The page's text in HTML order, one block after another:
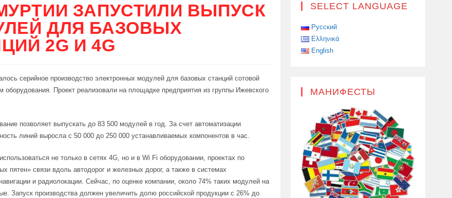
ЗАПУСТИЛИ ВЫПУСК
ДЛЯ БАЗОВЫХ
2G И 4G
серийное производство электронных модулей для базовых станций сотовой
оборудования. Проект реализовали на площадке предприятия из группы Ижевского
позволяет выпускать до 83 500 модулей в год. За счет автоматизации
линий выросла с 50 000 до 250 000 устанавливаемых компонентов в час.
не только в сетях 4G, но и в Wi Fi оборудовании, проектах по
пятен» связи вдоль автодорог и железных дорог, а также в системах
и радиолокации. Сейчас, по оценке компании, около 74% таких модулей на
Запуск производства должен увеличить долю российской продукции с 26% до
SELECT LANGUAGE
Русский
Ελληνικά
English
МАНИФЕСТЫ